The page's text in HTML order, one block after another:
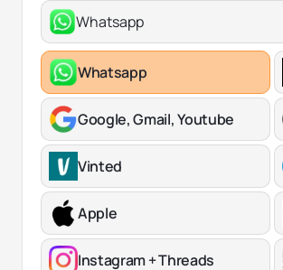
Whatsapp
Whatsapp
Google, Gmail, Youtube
Vinted
Apple
Instagram + Threads